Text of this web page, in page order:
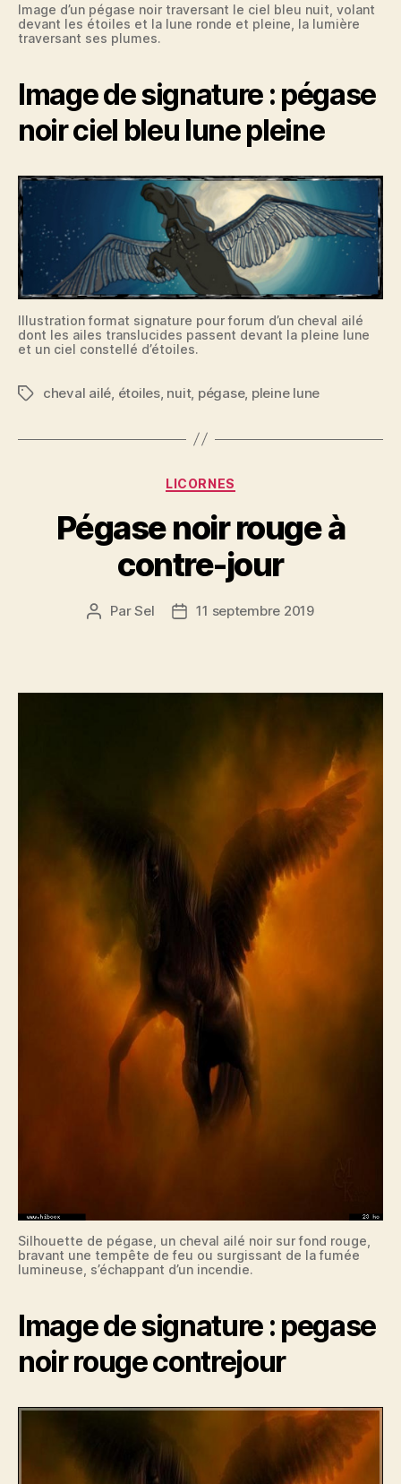
Image d’un pégase noir traversant le ciel bleu nuit, volant
devant les étoiles et la lune ronde et pleine, la lumière
traversant ses plumes.
Image de signature : pégase
noir ciel bleu lune pleine
Illustration format signature pour forum d’un cheval ailé
dont les ailes translucides passent devant la pleine lune
et un ciel constellé d’étoiles.
Étiquettes
cheval ailé étoiles, nuit, pégase, pleine lune
Catégories
LICORNES
Pégase noir rouge à
contre-jour
Auteur
ParSel
Date11 septembre 2019
Silhouette de pégase, un cheval ailé noir sur fond rouge,
bravant une tempête de feu ou surgissant de la fumée
lumineuse, s’échappant d’un incendie.
Image de signature : pegase
noir rouge contrejour